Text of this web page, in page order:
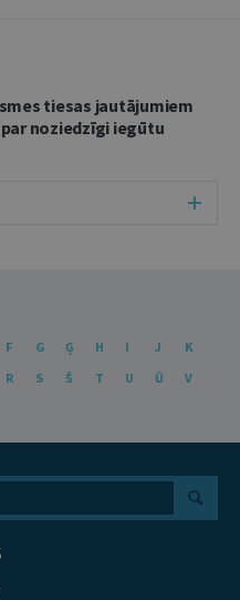
tiesas jautājumiem
noziedzīgi iegūtu
F G Ģ H I J
K
R S Š T U Ū
V